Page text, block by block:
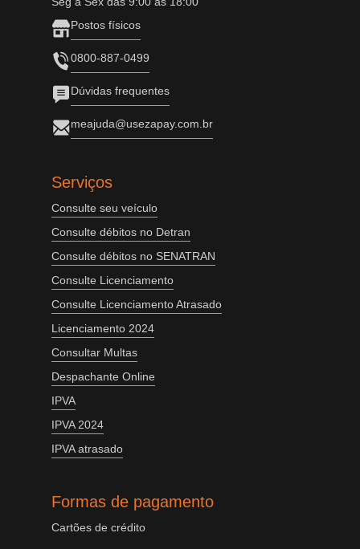
Postos físicos
0800-887-0499
Dúvidas frequentes
meajuda@usezapay.com.br
Serviços
Consulte seu veículo
Consulte débitos no Detran
Consulte débitos no SENATRAN
Consulte Licenciamento
Consulte Licenciamento Atrasado
Licenciamento 2024
Consultar Multas
Despachante Online
IPVA
IPVA 2024
IPVA atrasado
Formas de pagamento
Cartões de crédito